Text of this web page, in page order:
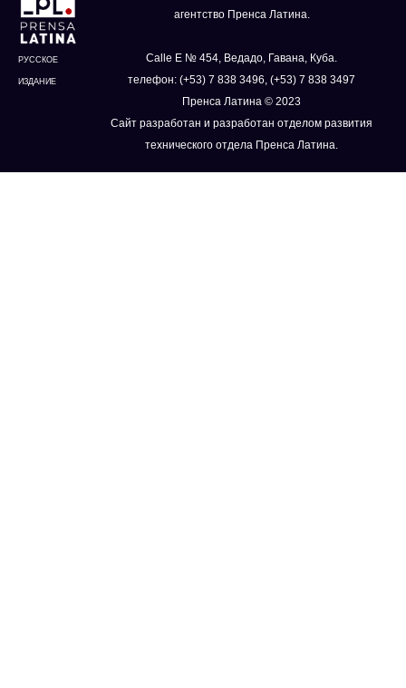
РУССКОЕ
ИЗДАНИЕ
агентство Пренса Латина.
Calle E № 454, Ведадо, Гавана, Куба.
телефон: (+53) 7 838 3496, (+53) 7 838 3497
Пренса Латина © 2023
Сайт разработан и разработан отделом развития
технического отдела Пренса Латина.